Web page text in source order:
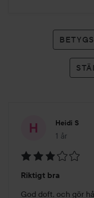
Heidi S
1 år
Inlägget
3
av
Riktigt bra
God doft, och gör